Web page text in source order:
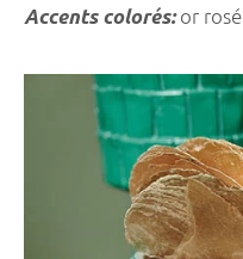
Accents colorés:or rosé